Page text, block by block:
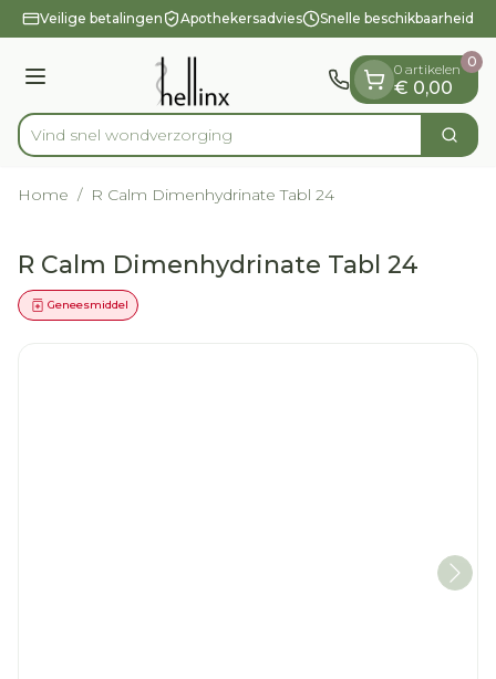
Ga naar de inhoud
1 van 1
Veilige betalingen Apothekersadvies Snelle beschikbaarheid
Menu
Product, merk, categorie...
Vind snel wondv Zoek
0 artikelen
€ 0,00
0
Home / R Calm Dimenhydrinate Tabl 24
R Calm Dimenhydrinate Tabl 24
Geneesmiddel